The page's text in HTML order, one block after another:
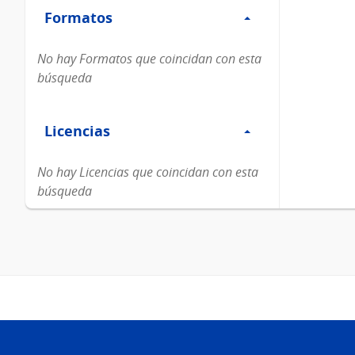
Formatos
Formatos
No hay Formatos que coincidan con esta
búsqueda
Licencias
Licencias
No hay Licencias que coincidan con esta
búsqueda